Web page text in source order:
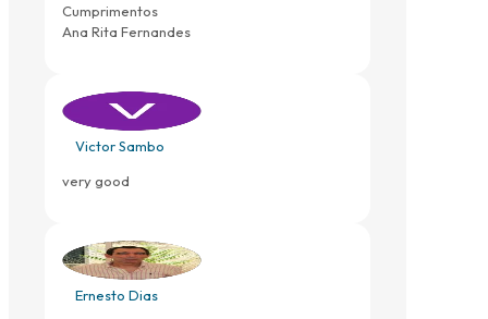
Cumprimentos
Ana Rita Fernandes
Victor Sambo
very good
Ernesto Dias